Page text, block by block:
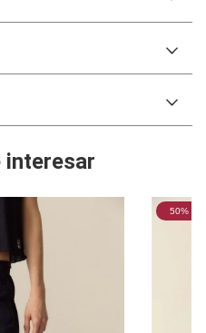
interesar
50%